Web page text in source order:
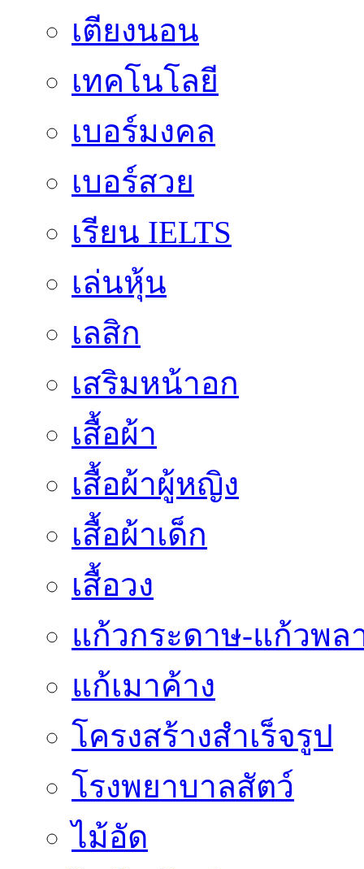
เตียงนอน
เทคโนโลยี
เบอร์มงคล
เบอร์สวย
เรียน IELTS
เล่นหุ้น
เลสิก
เสริมหน้าอก
เสื้อผ้า
เสื้อผ้าผู้หญิง
เสื้อผ้าเด็ก
เสื้อวง
แก้วกระดาษ-แก้วพล
แก้เมาค้าง
โครงสร้างสำเร็จรูป
โรงพยาบาลสัตว์
ไม้อัด